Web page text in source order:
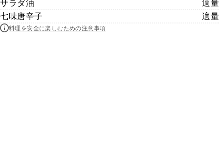
サラダ油
適量
七味唐辛子
適量
料理を安全に楽しむための注意事項